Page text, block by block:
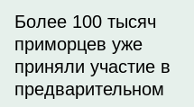
Более 100 тысяч
приморцев уже
приняли участие в
предварительном